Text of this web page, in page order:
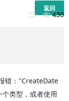
返回
 430
错："CreateDate
类型，或者使用